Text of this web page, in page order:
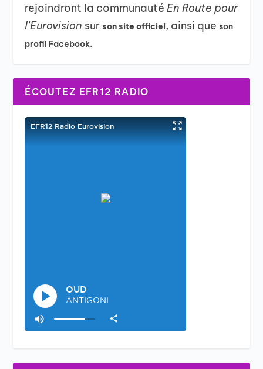
rejoindront la communautéEn Route pour
l’Eurovision surson site officiel, ainsi queson
profil Facebook.
ÉCOUTEZ EFR12 RADIO